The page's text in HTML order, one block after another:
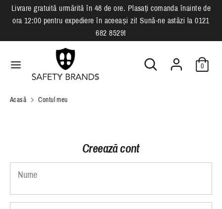
SariLivrare gratuită urmărită în 48 de ore. Plasați comanda înainte de
ora 12:00 pentru expediere în aceeași zi! Sună-ne astăzi la 0121
682 8529!
Căutare
in
nostru
0
L
i
b
română
magazinul
Acasă Contul meu
Creează cont
Nume